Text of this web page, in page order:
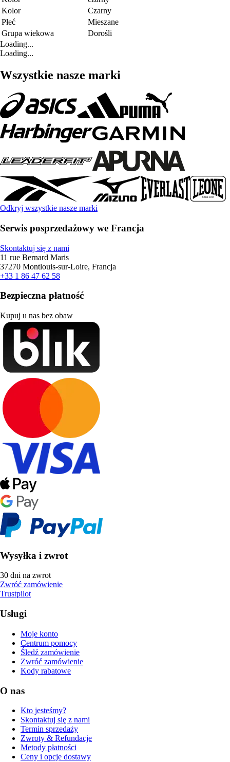
Kolor
Czarny
Płeć
Mieszane
Grupa wiekowa
Dorośli
Loading...
Loading...
Wszystkie nasze marki
Odkryj wszystkie nasze marki
Serwis posprzedażowy we Francja
Skontaktuj się z nami
11 rue Bernard Maris
37270 Montlouis-sur-Loire, Francja
+33 1 86 47 62 58
Bezpieczna płatność
Kupuj u nas bez obaw
Wysyłka i zwrot
30 dni na zwrot
Zwróć zamówienie
Trustpilot
Usługi
Moje konto
Centrum pomocy
Śledź zamówienie
Zwróć zamówienie
Kody rabatowe
O nas
Kto jesteśmy?
Skontaktuj się z nami
Termin sprzedaży
Zwroty & Refundacje
Metody płatności
Ceny i opcje dostawy